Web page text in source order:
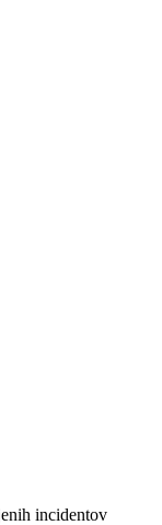
incidentov